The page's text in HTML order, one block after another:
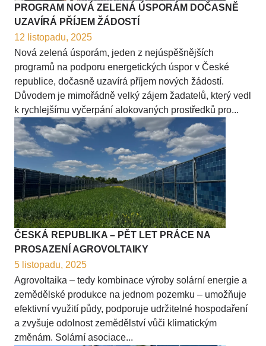
PROGRAM NOVÁ ZELENÁ ÚSPORÁM DOČASNĚ
UZAVÍRÁ PŘÍJEM ŽÁDOSTÍ
12 listopadu, 2025
Nová zelená úsporám, jeden z nejúspěšnějších
programů na podporu energetických úspor v České
republice, dočasně uzavírá příjem nových žádostí.
Důvodem je mimořádně velký zájem žadatelů, který vedl
k rychlejšímu vyčerpání alokovaných prostředků pro...
ČESKÁ REPUBLIKA – PĚT LET PRÁCE NA
PROSAZENÍ AGROVOLTAIKY
5 listopadu, 2025
Agrovoltaika – tedy kombinace výroby solární energie a
zemědělské produkce na jednom pozemku – umožňuje
efektivní využití půdy, podporuje udržitelné hospodaření
a zvyšuje odolnost zemědělství vůči klimatickým
změnám. Solární asociace...